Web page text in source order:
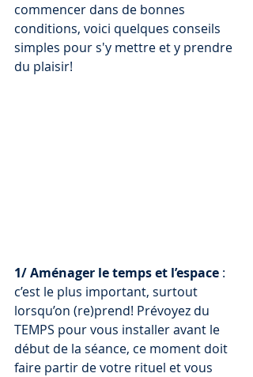
commencer dans de bonnes
conditions, voici quelques conseils
simples pour s'y mettre et y prendre
du plaisir!
1/ Aménager le temps et l’espace :
c’est le plus important, surtout
lorsqu’on (re)prend! Prévoyez du
TEMPS pour vous installer avant le
début de la séance, ce moment doit
faire partir de votre rituel et vous